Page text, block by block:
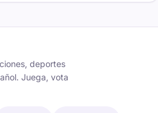
deportes
Juega, vota